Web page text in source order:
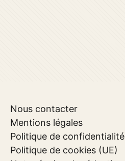
Nous contacter
Mentions légales
Politique de confidentialité
Politique de cookies (UE)